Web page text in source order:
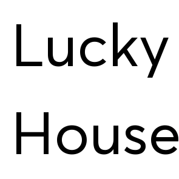
Lucky